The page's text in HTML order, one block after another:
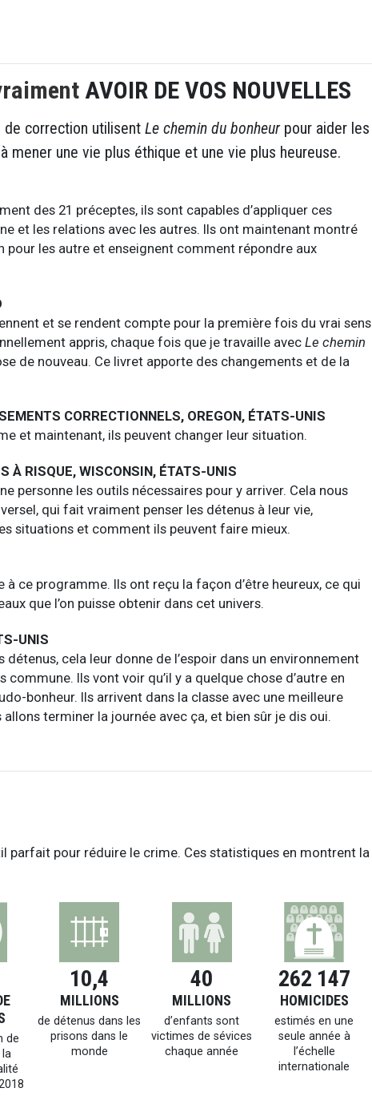
AVOIR DE VOS NOUVELLES
de correction utilisent Le chemin du bonheurpour aider les
mener une vie plus éthique et une vie plus heureuse.
des 21 préceptes, ils sont capables d’appliquer ces
et les relations avec les autres. Ils ont maintenant montré
pour les autre et enseignent comment répondre aux
et se rendent compte pour la première fois du vrai sens
appris, chaque fois que je travaille avec Le chemin
de nouveau. Ce livret apporte des changements et de la
CORRECTIONNELS, OREGON, ÉTATS-UNIS
et maintenant, ils peuvent changer leur situation.
À RISQUE, WISCONSIN, ÉTATS-UNIS
personne les outils nécessaires pour y arriver. Cela nous
qui fait vraiment penser les détenus à leur vie,
situations et comment ils peuvent faire mieux.
à ce programme. Ils ont reçu la façon d’être heureux, ce qui
que l’on puisse obtenir dans cet univers.
UNIS
détenus, cela leur donne de l’espoir dans un environnement
commune. Ils vont voir qu’il y a quelque chose d’autre en
bonheur. Ils arrivent dans la classe avec une meilleure
terminer la journée avec ça, et bien sûr je dis oui.
parfait pour réduire le crime. Ces statistiques en montrent la
de
10,4
MILLIONS
de détenus dans les
prisons dans le
monde
40
MILLIONS
d’enfants sont
victimes de sévices
chaque année
262 147
HOMICIDES
estimés en une
seule année à
l’échelle
internationale